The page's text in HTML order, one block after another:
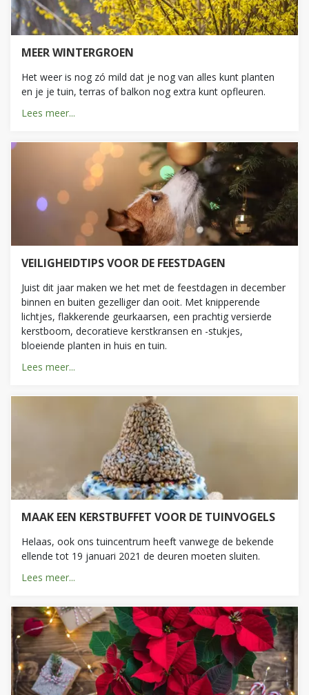
MEER WINTERGROEN
Het weer is nog zó mild dat je nog van alles kunt planten
en je je tuin, terras of balkon nog extra kunt opfleuren.
Lees meer...
VEILIGHEIDTIPS VOOR DE FEESTDAGEN
Juist dit jaar maken we het met de feestdagen in december
binnen en buiten gezelliger dan ooit. Met knipperende
lichtjes, flakkerende geurkaarsen, een prachtig versierde
kerstboom, decoratieve kerstkransen en -stukjes,
bloeiende planten in huis en tuin.
Lees meer...
MAAK EEN KERSTBUFFET VOOR DE TUINVOGELS
Helaas, ook ons tuincentrum heeft vanwege de bekende
ellende tot 19 januari 2021 de deuren moeten sluiten.
Lees meer...